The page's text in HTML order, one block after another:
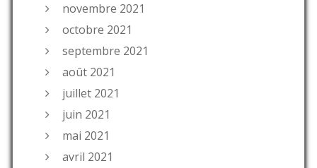
novembre 2021
octobre 2021
septembre 2021
août 2021
juillet 2021
juin 2021
mai 2021
avril 2021